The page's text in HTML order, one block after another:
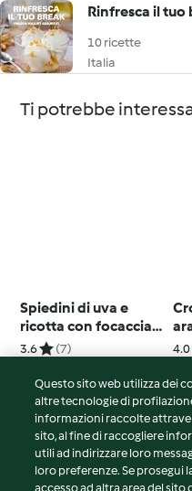
Rinfresca il tuo
10 ricette
Italia
Ti potrebbe
Spiedini di uva e
ricotta con focaccia
al rosmarino
3.6 (7) 4.0
© Copyright 2026
Termini del servizio
Questo sito web utilizza dei
altre tecnologie di
informazioni raccolte
sito, al fine di raccogliere
utili ad indirizzare loro
loro preferenze. Se prosegui
accesso ad altra area del sito